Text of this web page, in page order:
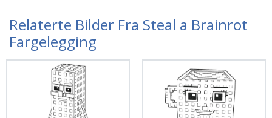
Relaterte Bilder Fra Steal a Brainrot
Fargelegging